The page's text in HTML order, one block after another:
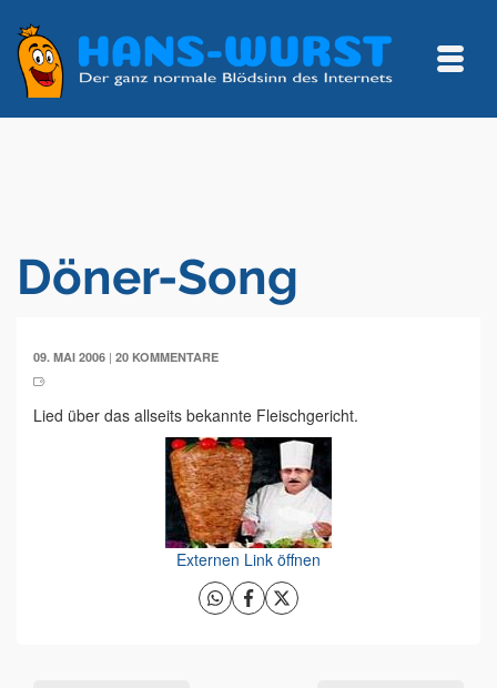
Döner-Song
09. MAI 2006 | 20 KOMMENTARE
Lied über das allseits bekannte Fleischgericht.
Externen Link öffnen